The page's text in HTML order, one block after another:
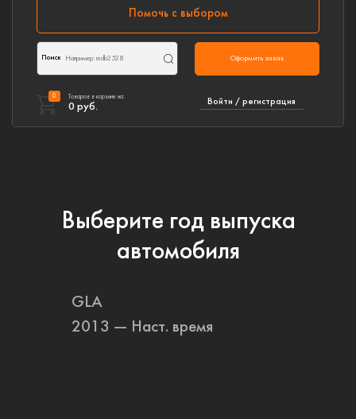
Помочь с выбором
Поиск
Войти / регистрация
0 Товаров в корзине на:
0 руб.
Оформить заказ
Выберите год выпуска
автомобиля
GLA
2013 — Наст. время